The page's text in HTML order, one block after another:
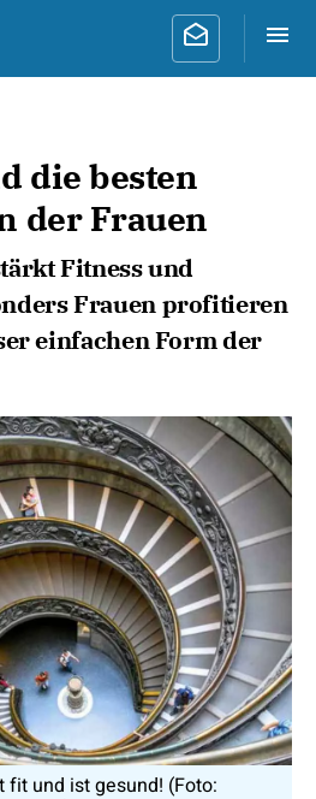
die besten
der Frauen
Fitness und
Frauen profitieren
einfachen Form der
und ist gesund! (Foto: